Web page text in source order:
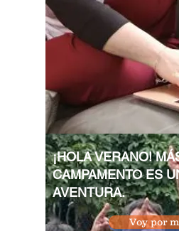
¡HOLA VERANO!
CAMPAMENTO ES
AVENTURA.
Voy por